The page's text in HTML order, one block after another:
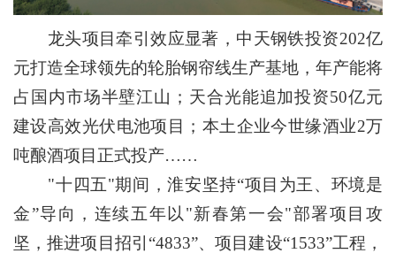
龙头项目牵引效应显著，中天钢铁投资202亿
元打造全球领先的轮胎钢帘线生产基地，年产能将
占国内市场半壁江山；天合光能追加投资50亿元
建设高效光伏电池项目；本土企业今世缘酒业2万
吨酿酒项目正式投产……
"十四五"期间，淮安坚持“项目为王、环境是
金”导向，连续五年以"新春第一会"部署项目攻
坚，推进项目招引“4833”、项目建设“1533”工程，